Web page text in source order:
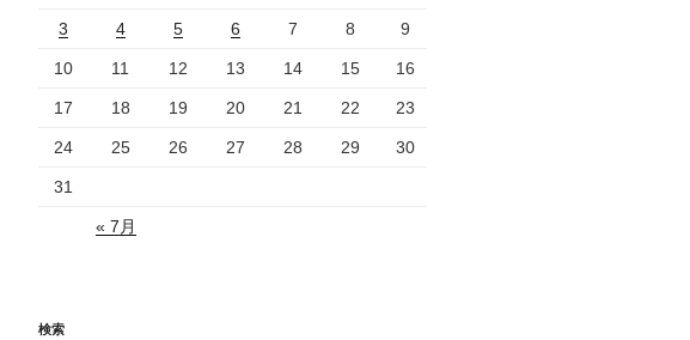
3 4 5 6 7 8 9
10 11 12 13 14 15 16
17 18 19 20 21 22 23
24 25 26 27 28 29 30
31
« 7月
検索